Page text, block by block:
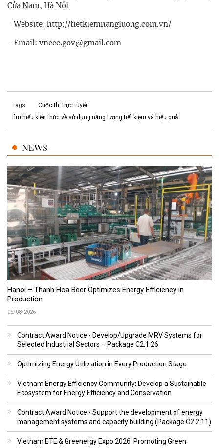
Cửa Nam, Hà Nội
- Website: http://tietkiemnangluong.com.vn/
- Email: vneec.gov@gmail.com
Tags:
Cuộc thi trực tuyến
tìm hiểu kiến thức về sử dụng năng lượng tiết kiệm và hiệu quả
NEWS
Hanoi – Thanh Hoa Beer Optimizes Energy Efficiency in
Production
05/08/2026
Contract Award Notice - Develop/Upgrade MRV Systems for
Selected Industrial Sectors – Package C2.1.26
Optimizing Energy Utilization in Every Production Stage
Vietnam Energy Efficiency Community: Develop a Sustainable
Ecosystem for Energy Efficiency and Conservation
Contract Award Notice - Support the development of energy
management systems and capacity building (Package C2.2.11)
Vietnam ETE & Greenergy Expo 2026: Promoting Green